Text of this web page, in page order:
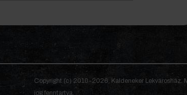
Copyright (c) 2010-2026, Kaldeneker Lekvárosház.
jog fenntartva.